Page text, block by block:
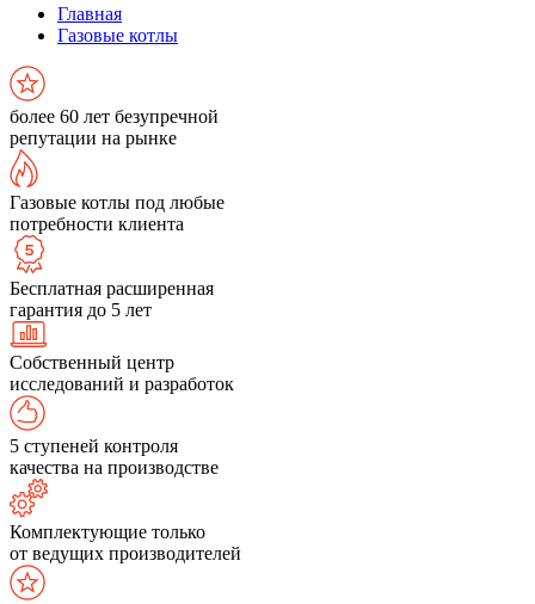
Главная
Газовые котлы
более 60 лет безупречной
репутации на рынке
Газовые котлы под любые
потребности клиента
Бесплатная расширенная
гарантия до 5 лет
Собственный центр
исследований и разработок
5 ступеней контроля
качества на производстве
Комплектующие только
от ведущих производителей